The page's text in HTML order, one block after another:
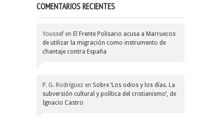
COMENTARIOS RECIENTES
Youssef en El Frente Polisario acusa a Marruecos
de utilizar la migración como instrumento de
chantaje contra España
P. G. Rodríguez en Sobre ‘Los odios y los días. La
subversión cultural y política del cristianismo’, de
Ignacio Castro